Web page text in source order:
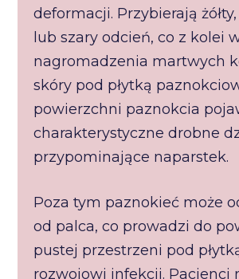
deformacji. Przybierają
lub szary odcień, co z kolei
nagromadzenia martwych
skóry pod płytką
powierzchni paznokcia
charakterystyczne drobne
przypominające naparstek.
Poza tym paznokieć może
od palca, co prowadzi do
pustej przestrzeni pod
rozwojowi infekcji. Pacjenci